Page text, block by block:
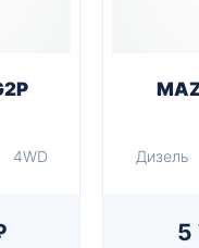
4WD Дизель
5